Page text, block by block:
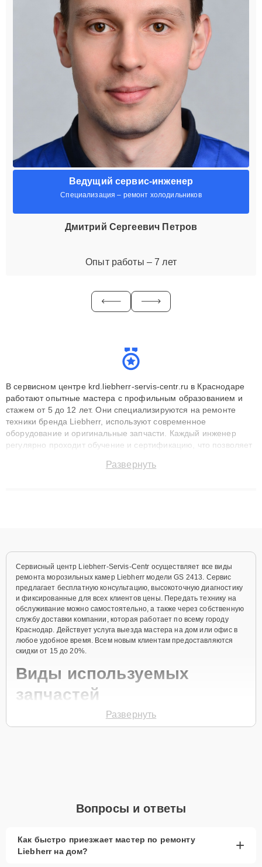
Ведущий сервис-инженер
Специализация – ремонт холодильников
Дмитрий Сергеевич Петров
Опыт работы – 7 лет
В сервисном центре krd.liebherr-servis-centr.ru в Краснодаре
работают опытные мастера с профильным образованием и
стажем от 5 до 12 лет. Они специализируются на ремонте
техники бренда Liebherr, используют современное
оборудование и оригинальные запчасти. Каждый инженер
регулярно проходит обучение и сертификацию, что позволяет
технику с сохранением гарантии до 3 лет. Наши мастера
Развернуть
Сервисный центр Liebherr-Servis-Centr осуществляет все виды
ремонта морозильных камер Liebherr модели GS 2413. Сервис
предлагает бесплатную консультацию, высокоточную диагностику
и фиксированные для всех клиентов цены. Передать технику на
обслуживание можно самостоятельно, а также через собственную
службу доставки компании, которая работает по всему городу
Краснодар. Действует услуга выезда мастера на дом или офис в
любое удобное время. Всем новым клиентам предоставляются
скидки от 15 до 20%.
Виды используемых
запчастей
Для ремонта морозильной камеры модели GS 2413 предлагаются
активное использование устройства дольше
запчастей.
При наличии планов в скором времени заменить
Развернуть
Вопросы и ответы
Как быстро приезжает мастер по ремонту
Liebherr на дом?
+